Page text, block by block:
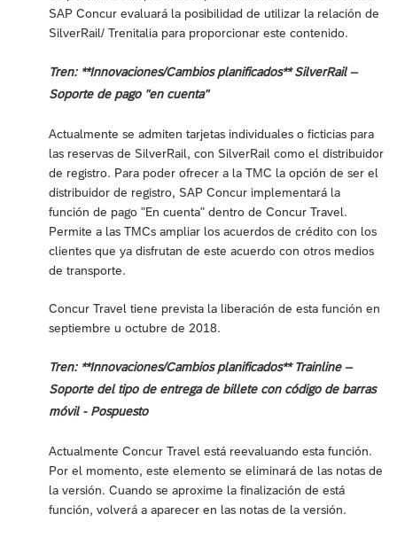
SAP Concur evaluará la posibilidad de utilizar la relación de
SilverRail/ Trenitalia para proporcionar este contenido.
Tren: **Innovaciones/Cambios planificados** SilverRail –
Soporte de pago "en cuenta"
Actualmente se admiten tarjetas individuales o ficticias para
las reservas de SilverRail, con SilverRail como el distribuidor
de registro. Para poder ofrecer a la TMC la opción de ser el
distribuidor de registro, SAP Concur implementará la
función de pago "En cuenta" dentro de Concur Travel.
Permite a las TMCs ampliar los acuerdos de crédito con los
clientes que ya disfrutan de este acuerdo con otros medios
de transporte.
Concur Travel tiene prevista la liberación de esta función en
septiembre u octubre de 2018.
Tren: **Innovaciones/Cambios planificados** Trainline –
Soporte del tipo de entrega de billete con código de barras
móvil - Pospuesto
Actualmente Concur Travel está reevaluando esta función.
Por el momento, este elemento se eliminará de las notas de
la versión. Cuando se aproxime la finalización de está
función, volverá a aparecer en las notas de la versión.